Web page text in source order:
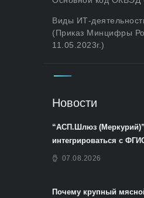
Виды ИТ-
(Приказ Минцифры
11.05.2023г.)
Новости
“АСП.Шлюз
интегрироваться с
07.08.2026
Почему крупный